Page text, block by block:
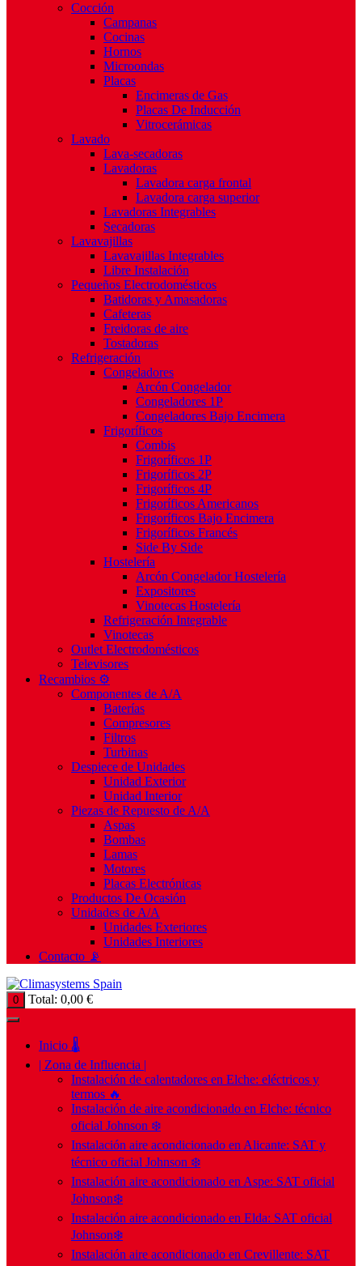
Cocción
Campanas
Cocinas
Hornos
Microondas
Placas
Encimeras de Gas
Placas De Inducción
Vitrocerámicas
Lavado
Lava-secadoras
Lavadoras
Lavadora carga frontal
Lavadora carga superior
Lavadoras Integrables
Secadoras
Lavavajillas
Lavavajillas Integrables
Libre Instalación
Pequeños Electrodomésticos
Batidoras y Amasadoras
Cafeteras
Freidoras de aire
Tostadoras
Refrigeración
Congeladores
Arcón Congelador
Congeladores 1P
Congeladores Bajo Encimera
Frigoríficos
Combis
Frigoríficos 1P
Frigoríficos 2P
Frigoríficos 4P
Frigoríficos Americanos
Frigoríficos Bajo Encimera
Frigoríficos Francés
Side By Side
Hostelería
Arcón Congelador Hostelería
Expositores
Vinotecas Hostelería
Refrigeración Integrable
Vinotecas
Outlet Electrodomésticos
Televisores
Recambios ⚙️
Componentes de A/A
Baterías
Compresores
Filtros
Turbinas
Despiece de Unidades
Unidad Exterior
Unidad Interior
Piezas de Repuesto de A/A
Aspas
Bombas
Lamas
Motores
Placas Electrónicas
Productos De Ocasión
Unidades de A/A
Unidades Exteriores
Unidades Interiores
Contacto 📡
0 Total: 0,00 €
Inicio 🌡️
| Zona de Influencia |
Instalación de calentadores en Elche: eléctricos y
termos 🔥
Instalación de aire acondicionado en Elche: técnico
oficial Johnson ❄️
Instalación aire acondicionado en Alicante: SAT y
técnico oficial Johnson ❄️
Instalación aire acondicionado en Aspe: SAT oficial
Johnson❄️
Instalación aire acondicionado en Elda: SAT oficial
Johnson❄️
Instalación aire acondicionado en Crevillente: SAT